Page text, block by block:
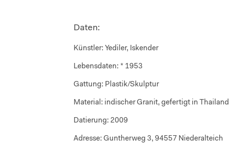
Daten:
Künstler: Yediler, Iskender
Lebensdaten: * 1953
Gattung: Plastik/Skulptur
Material: indischer Granit, gefertigt in Thailand
Datierung: 2009
Adresse: Guntherweg 3, 94557 Niederalteich